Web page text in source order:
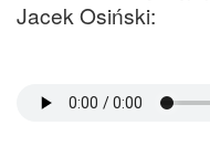
Jacek Osiński: